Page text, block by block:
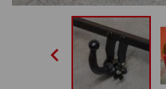
